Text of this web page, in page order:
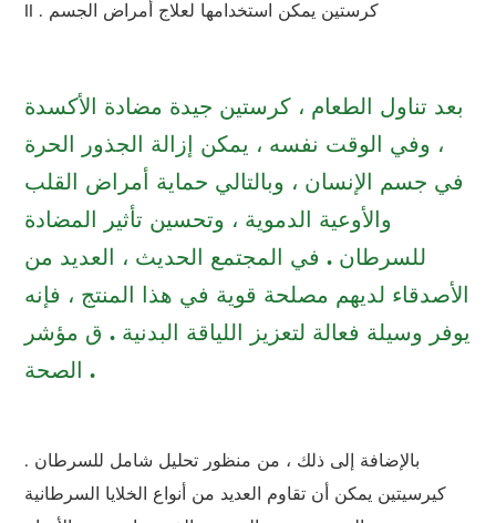
II . كرستين يمكن استخدامها لعلاج أمراض الجسم
بعد تناول الطعام ، كرستين جيدة مضادة الأكسدة
، وفي الوقت نفسه ، يمكن إزالة الجذور الحرة
في جسم الإنسان ، وبالتالي حماية أمراض القلب
والأوعية الدموية ، وتحسين تأثير المضادة
للسرطان . في المجتمع الحديث ، العديد من
الأصدقاء لديهم مصلحة قوية في هذا المنتج ، فإنه
يوفر وسيلة فعالة لتعزيز اللياقة البدنية . ق مؤشر
الصحة .
بالإضافة إلى ذلك ، من منظور تحليل شامل للسرطان .
كيرسيتين يمكن أن تقاوم العديد من أنواع الخلايا السرطانية